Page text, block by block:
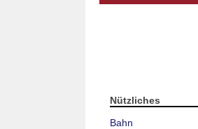
Nützliches
Bahn